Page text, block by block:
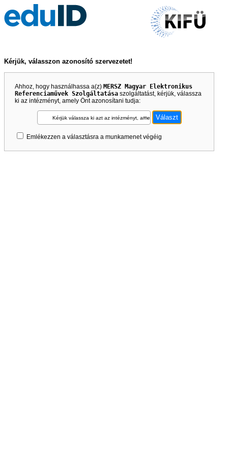
Kérjük, válasszon azonosító szervezetet!
Ahhoz, hogy használhassa a(z) MERSZ Magyar Elektronikus
Referenciaművek Szolgáltatása szolgáltatást, kérjük, válassza
ki az intézményt, amely Önt azonosítani tudja:
Kérjük válassza ki azt az intézményt, amely Önt azonosítani tudja!
Emlékezzen a választásra a munkamenet végéig